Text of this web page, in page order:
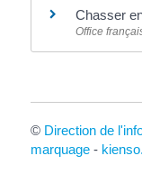
Chasser
Office
© Direction de
marquage-